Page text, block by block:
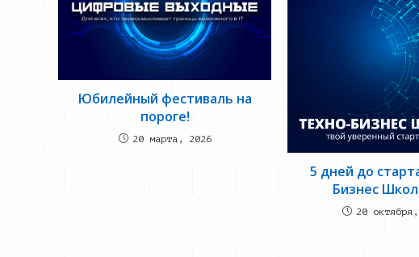
Юбилейный фестиваль на
пороге!
20 марта, 2026
5 дней до
Бизнес
20